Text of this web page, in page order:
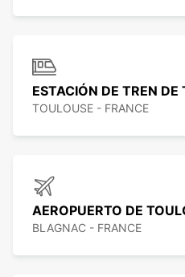
ESTACIÓN DE TREN DE
TOULOUSE - FRANCE
AEROPUERTO DE
BLAGNAC - FRANCE